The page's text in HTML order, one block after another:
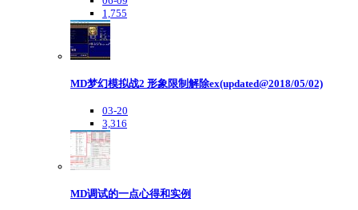
1,755
MD梦幻模拟战2 形象限制解除ex(updated@2018/05/02)
03-20
3,316
MD调试的一点心得和实例